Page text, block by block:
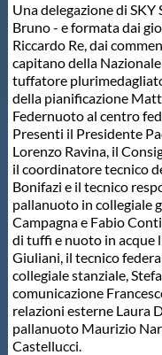
Salvamento
Master
Formazione
GUG
Scuole Nuoto
Propaganda
Una delegazione di
Bruno - e formata dai
Riccardo Re, dai
capitano della
tuffatore
della pianificazione
Federnuoto al centro
Presenti il Presidente
Lorenzo Ravina, il
il coordinatore tecnico
Bonifazi e il tecnico
pallanuoto in collegiale
Campagna e Fabio
di tuffi e nuoto in acque
Giuliani, il tecnico
collegiale stanziale,
comunicazione
relazioni esterne Laura
pallanuoto Maurizio
Castellucci.